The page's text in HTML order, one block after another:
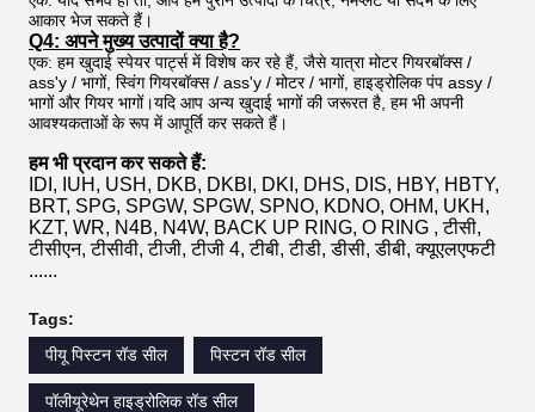
आकार भेज सकते हैं।
Q4: अपने मुख्य उत्पादों क्या है?
एक: हम खुदाई स्पेयर पार्ट्स में विशेष कर रहे हैं, जैसे यात्रा मोटर गियरबॉक्स /
ass'y / भागों, स्विंग गियरबॉक्स / ass'y / मोटर / भागों, हाइड्रोलिक पंप assy /
भागों और गियर भागों।यदि आप अन्य खुदाई भागों की जरूरत है, हम भी अपनी
आवश्यकताओं के रूप में आपूर्ति कर सकते हैं।
हम भी प्रदान कर सकते हैं:
IDI, IUH, USH, DKB, DKBI, DKI, DHS, DIS, HBY, HBTY,
BRT, SPG, SPGW, SPGW, SPNO, KDNO, OHM, UKH,
KZT, WR, N4B, N4W, BACK UP RING, O RING , टीसी,
टीसीएन, टीसीवी, टीजी, टीजी 4, टीबी, टीडी, डीसी, डीबी, क्यूएलएफटी
......
Tags:
पीयू पिस्टन रॉड सील
पिस्टन रॉड सील
पॉलीयूरेथेन हाइड्रोलिक रॉड सील